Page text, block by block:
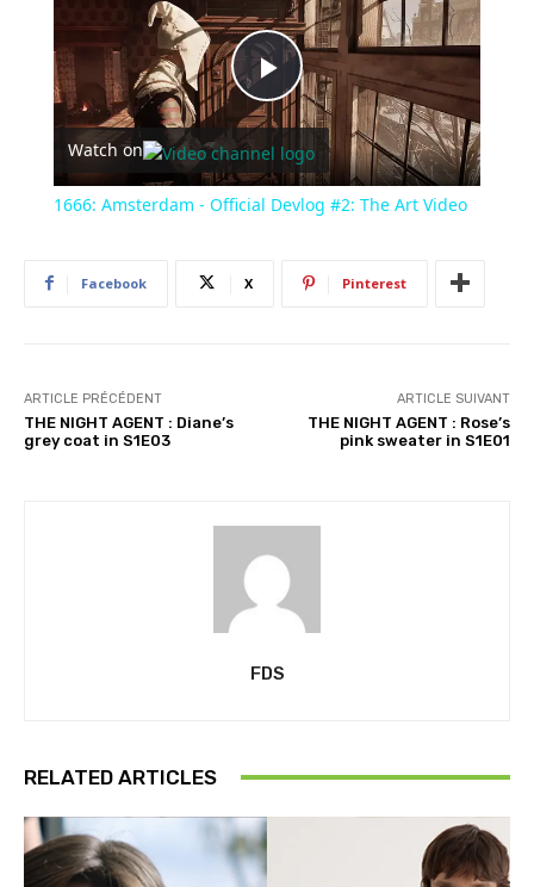
Play
Video
Watch on
1666: Amsterdam - Official Devlog #2: The Art Video
Facebook X Pinterest
ARTICLE PRÉCÉDENT
THE NIGHT AGENT : Diane’s
grey coat in S1E03
ARTICLE SUIVANT
THE NIGHT AGENT : Rose’s
pink sweater in S1E01
FDS
RELATED ARTICLES